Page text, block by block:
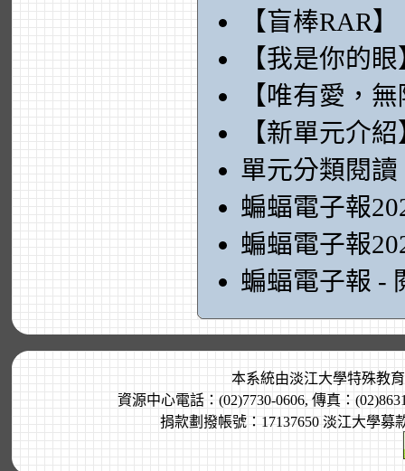
【盲棒RAR】
【我是你的
【唯有愛，
【新單元介
單元分類閱讀
蝙蝠電子報
蝙蝠電子報
蝙蝠電子報 -
本系統由淡江大學特殊教
資源中心電話：(02)7730-0606, 傳真：
捐款劃撥帳號：17137650 淡江大學